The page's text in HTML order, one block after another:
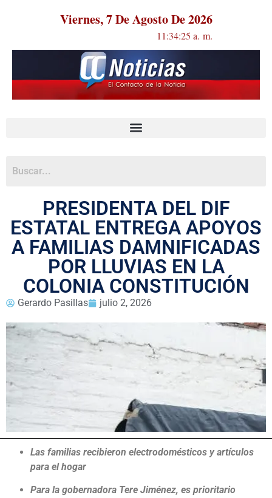
Viernes, 7 De Agosto De 2026
11:34:26 a. m.
PRESIDENTA DEL DIF
ESTATAL ENTREGA APOYOS
A FAMILIAS DAMNIFICADAS
POR LLUVIAS EN LA
COLONIA CONSTITUCIÓN
Gerardo Pasillas julio 2, 2026
Las familias recibieron electrodomésticos y artículos
para el hogar
Para la gobernadora Tere Jiménez, es prioritario